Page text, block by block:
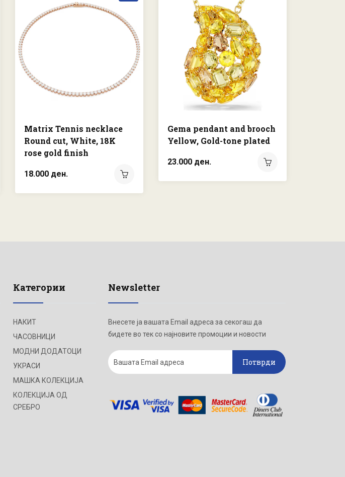
Matrix Tennis necklace
Round cut, White, 18K
rose gold finish
18.000 ден.
Gema pendant and brooch
Yellow, Gold-tone plated
23.000 ден.
Категории
НАКИТ
ЧАСОВНИЦИ
МОДНИ ДОДАТОЦИ
УКРАСИ
МАШКА КОЛЕКЦИЈА
КОЛЕКЦИЈА ОД
СРЕБРО
Newsletter
Внесете ја вашата Email адреса за секогаш да
бидете во тек со најновите промоции и новости
Потврди